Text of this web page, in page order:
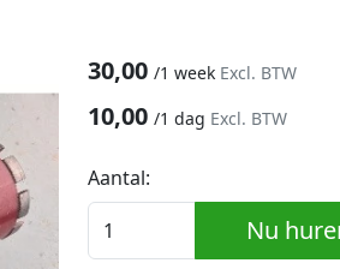
10,00 /1 dag Excl. BTW
30,00 /1 week Excl. BTW
Aantal:
Nu